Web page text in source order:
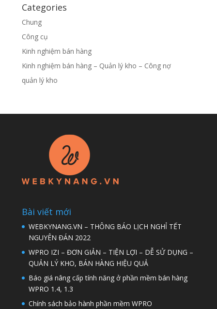
Categories
Chung
Công cụ
Kinh nghiệm bán hàng
Kinh nghiệm bán hàng – Quản lý kho – Công nợ
quản lý kho
Bài viết mới
WEBKYNANG.VN – THÔNG BÁO LỊCH NGHỈ TẾT
NGUYÊN ĐÁN 2022
WPRO IZI – ĐƠN GIẢN – TIỆN LỢI – DỄ SỬ DỤNG –
QUẢN LÝ KHO, BÁN HÀNG HIỆU QUẢ
Báo giá nâng cấp tính năng ở phần mềm bán hàng
WPRO 1.4, 1.3
Chính sách bảo hành phần mềm WPRO